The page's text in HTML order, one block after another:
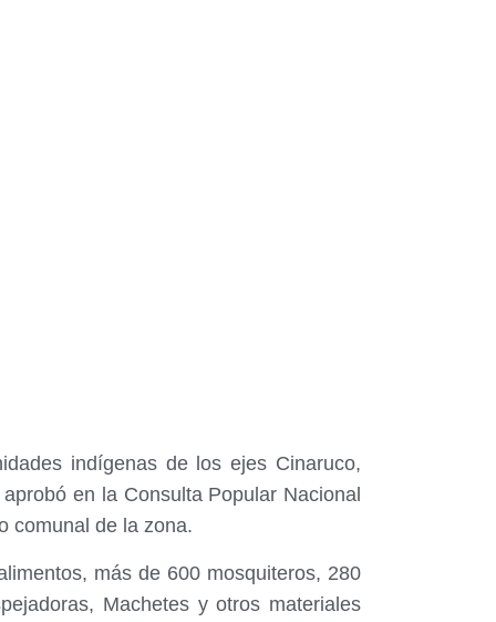
indígenas de los ejes Cinaruco,
en la Consulta Popular Nacional
comunal de la zona.
más de 600 mosquiteros, 280
Machetes y otros materiales